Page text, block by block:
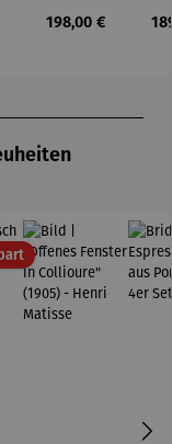
Preis:Mondrian
Regulärer Preis:
198,00 €
Rabatt